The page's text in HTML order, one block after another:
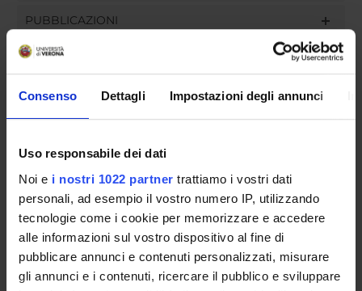
Consenso Dettagli Impostazioni degli annunci
Uso responsabile dei dati
Noi e i nostri 1022 partner trattiamo i vostri dati
personali, ad esempio il vostro numero IP, utilizzando
tecnologie come i cookie per memorizzare e accedere
alle informazioni sul vostro dispositivo al fine di
pubblicare annunci e contenuti personalizzati, misurare
gli annunci e i contenuti, ricercare il pubblico e sviluppare
PUBBLICAZIONI
INCARICHI
GOVERNANCE
COMMISSIONI
UFFICI E STRUTTURE DI SERVIZIO
SERVIZI DI SEGRETERIA STUDENTI